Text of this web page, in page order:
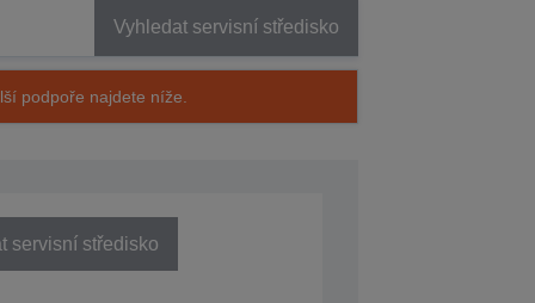
Vyhledat servisní středisko
podpoře najdete níže.
servisní středisko